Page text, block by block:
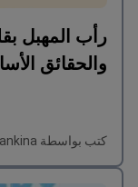
رأب المهبل
والحقائق
كتب بواسطة Mariia Mytrofankina